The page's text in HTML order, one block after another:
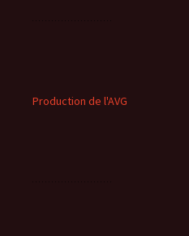
Production de l'AVG